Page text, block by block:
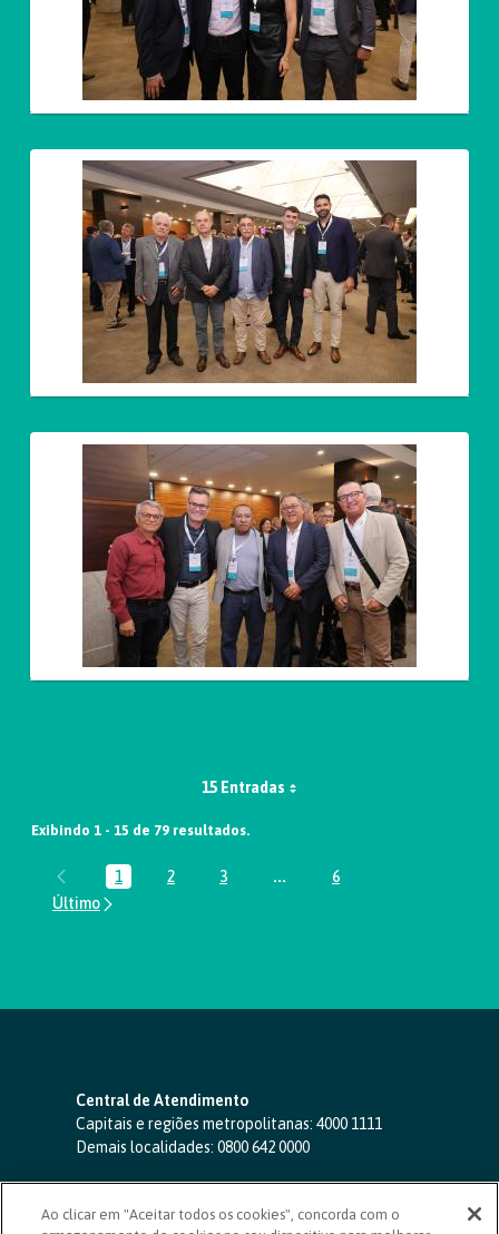
15 Entradas
Exibindo 1 - 15 de 79 resultados.
Página
1 Página
2 Página
3 ...Páginas intermediárias Usar
Página
6
Central de Atendimento
Capitais e regiões metropolitanas: 4000 1111
Demais localidades: 0800 642 0000
SAC 24 horas-0800 724 4420
Ouvidoria
Ao clicar em "Aceitar todos os cookies", concorda com o